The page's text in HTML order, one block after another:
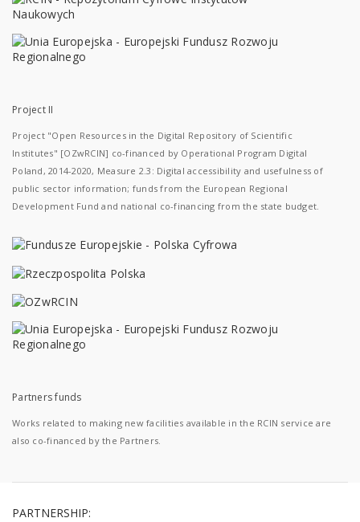
Project II
Project "Open Resources in the Digital Repository of Scientific
Institutes" [OZwRCIN] co-financed by Operational Program Digital
Poland, 2014-2020, Measure 2.3: Digital accessibility and usefulness of
public sector information; funds from the European Regional
Development Fund and national co-financing from the state budget.
Partners funds
Works related to making new facilities available in the RCIN service are
also co-financed by the Partners.
PARTNERSHIP: